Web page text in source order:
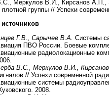
Меркулов В.И., Кирсанов А.П.,
плотной группы // Успехи
Г.В., Сарычев В.А. Системы
ПВО России. Боевые
радиолокационные
В.С., Меркулов В.И.,
// Успехи современной
системы
2008.